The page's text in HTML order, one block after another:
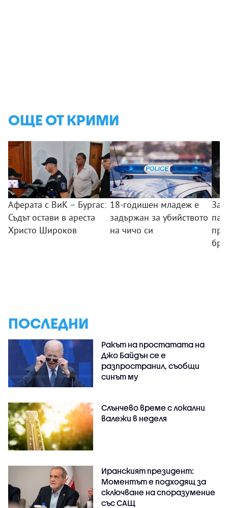
ОЩЕ ОТ КРИМИ
Аферата с ВиК – Бургас:
Съдът остави в ареста
Христо Широков
18-годишен младеж е
задържан за убийството
на чичо си
ПОСЛЕДНИ
Ракът на простатата на
Джо Байдън се е
разпространил, съобщи
синът му
Слънчево време с локални
валежи в неделя
Иранският президент:
Моментът е подходящ за
сключване на споразумение
със САЩ